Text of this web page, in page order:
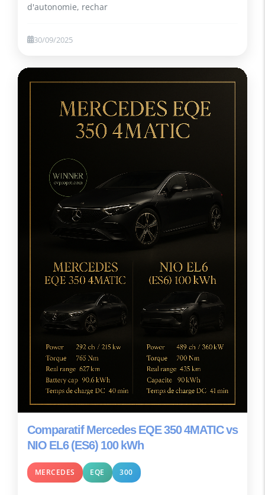
d'autonomie, rechar
30/09/2025
Comparatif Mercedes EQE 350 4MATIC vs
NIO EL6 (ES6) 100 kWh
MERCEDES EQE 300